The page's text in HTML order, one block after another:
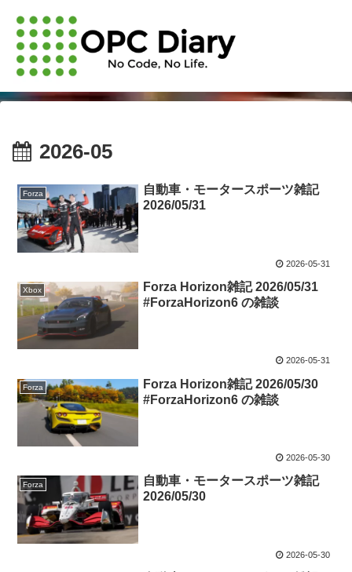
2026-05
Forza
自動車・モータースポーツ雑記
2026/05/31
2026-05-31
Xbox
Forza Horizon雑記 2026/05/31
#ForzaHorizon6 の雑談
2026-05-31
Forza
Forza Horizon雑記 2026/05/30
#ForzaHorizon6 の雑談
2026-05-30
Forza
自動車・モータースポーツ雑記
2026/05/30
2026-05-30